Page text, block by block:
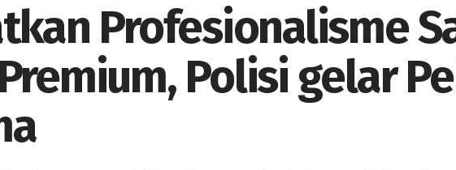
Profesionalisme
Polisi gelar